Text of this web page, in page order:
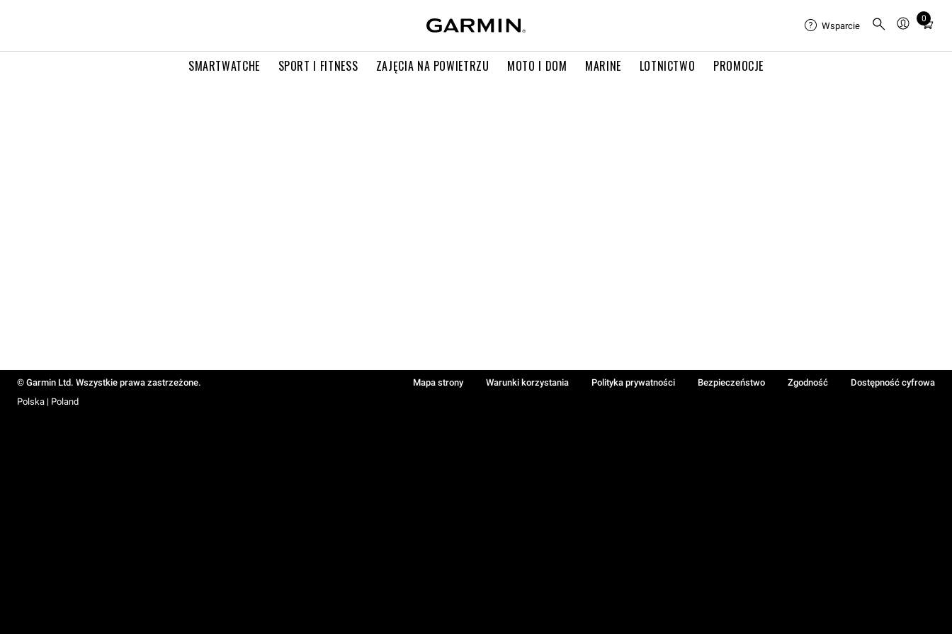
SMARTWATCHE SPORT I FITNESS ZAJĘCIA NA POWIETRZU MOTO I DOM MARINE LOTNICTWO PROMOCJE
Wsparcie
0
Total
in
© Garmin Ltd. Wszystkie prawa zastrzeżone. Mapa strony Warunki korzystania Polityka prywatności Bezpieczeństwo Zgodność
Dostępność cyfrowa
Polska | Poland